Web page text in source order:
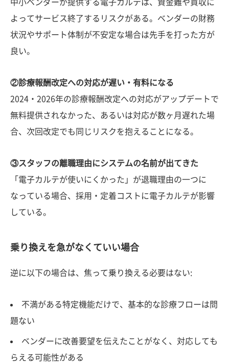
中小ベンダーが提供する電子カルテは、資金難や買収に
よってサービス終了するリスクがある。ベンダーの財務
状況やサポート体制が不安定な場合は先手を打った方が
良い。
②診療報酬改定への対応が遅い・有料になる
2024・2026年の診療報酬改定への対応がアップデートで
無料提供されなかった、あるいは対応が数ヶ月遅れた場
合、次回改定でも同じリスクを抱えることになる。
③スタッフの離職理由にシステムの名前が出てきた
「電子カルテが使いにくかった」が退職理由の一つに
なっている場合、採用・定着コストに電子カルテが影響
している。
乗り換えを急がなくていい場合
逆に以下の場合は、焦って乗り換える必要はない:
不満がある特定機能だけで、基本的な診療フローは問
題ない
ベンダーに改善要望を伝えたことがなく、対応しても
らえる可能性がある